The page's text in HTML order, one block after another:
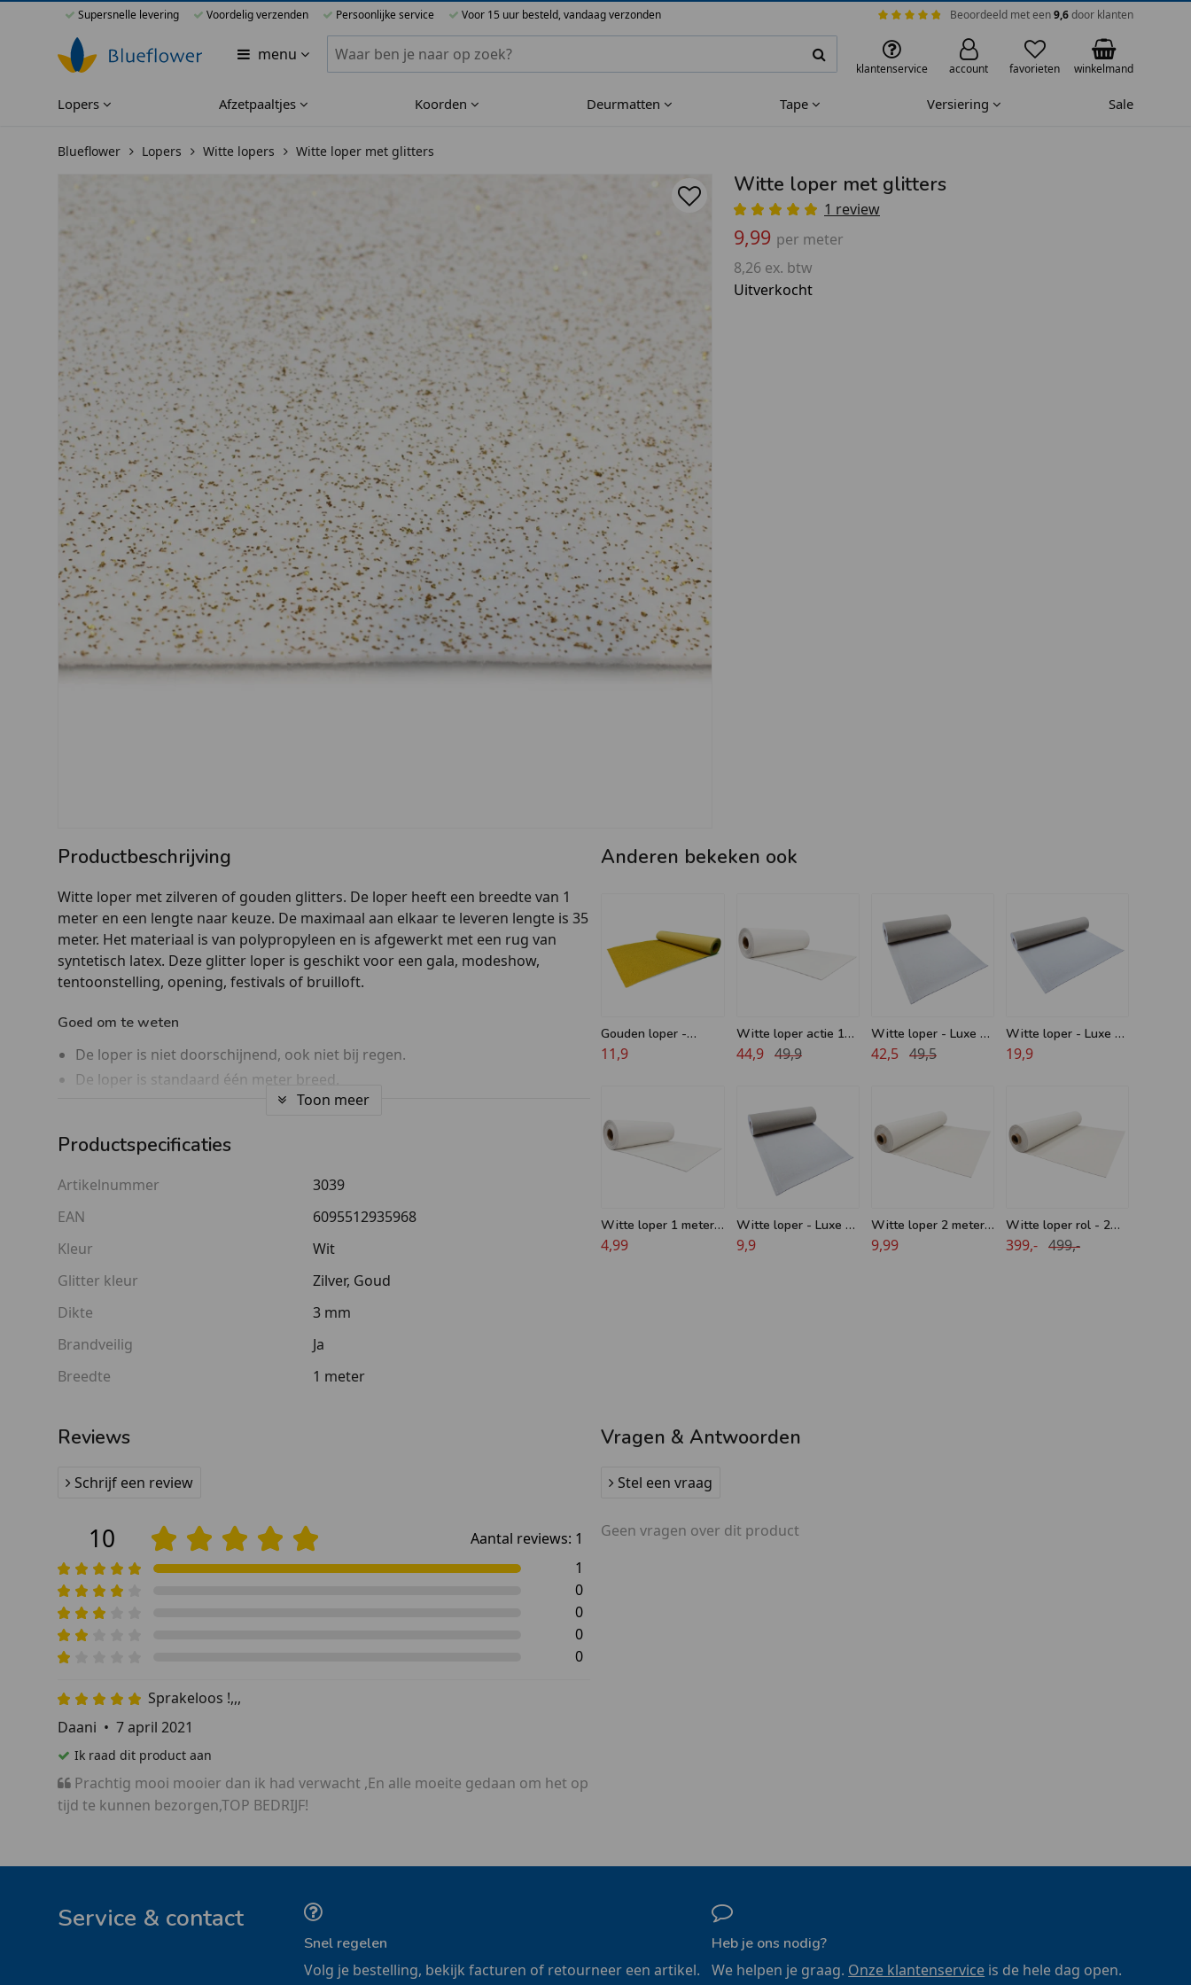
Supersnelle levering Voordelig verzenden Persoonlijke service Voor 15 uur besteld, vandaag verzonden Beoordeeld met een9,6door klanten
menu Zoeken binnen Blueflower
klantenservice account favorieten winkelmand
Lopers Afzetpaaltjes Koorden Deurmatten Tape Versiering Sale
Blueflower Lopers Witte lopers Witte loper met glitters
Witte loper met glitters
1 review
9,99 per meter
8,26 ex. btw
Uitverkocht
Productbeschrijving
Witte loper met zilveren of gouden glitters. De loper heeft een breedte van 1
meter en een lengte naar keuze. De maximaal aan elkaar te leveren lengte is 35
meter. Het materiaal is van polypropyleen en is afgewerkt met een rug van
syntetisch latex. Deze glitter loper is geschikt voor een gala, modeshow,
tentoonstelling, opening, festivals of bruilloft.
Goed om te weten
De loper is niet doorschijnend, ook niet bij regen.
De loper is standaard één meter breed.
Deze loper is niet heel zwaar, in vergelijking met luxe lopers bijvoorbeeld.
Daarom is het aan te raden de loper bij grote feesten te bevestigen met tape.
geslaagd voor je schoolexamens, dan is een glitter loper een heerlijke
binnenkomer voor de leerlingen.
Toon meer
Productspecificaties
Artikelnummer
3039
EAN
6095512935968
Kleur
Wit
Glitter kleur
Zilver, Goud
Dikte
3 mm
Brandveilig
Ja
Breedte
1 meter
Anderen bekeken ook
Gouden loper -
Glitter - 1 meter
11,9
Witte loper actie 10
meter
44,9 49,9
Witte loper - Luxe -
5 meter
42,5 49,5
Witte loper - Luxe -
2 meter breed
19,9
Witte loper 1 meter
breed
4,99
Witte loper - Luxe -
1 meter breed
9,9
Witte loper 2 meter
breed
9,99
Witte loper rol - 2
meter breed - 50
399,- 499,-
Reviews
Schrijf een review
10 Aantal reviews: 1
1
0
0
0
0
Sprakeloos !,,,
Daani • 7 april 2021
Ik raad dit product aan
Prachtig mooi mooier dan ik had verwacht ,En alle moeite gedaan om het op
tijd te kunnen bezorgen,TOP BEDRIJF!
Vragen & Antwoorden
Stel een vraag
Geen vragen over dit product
Service & contact
Snel regelen
Volg je bestelling, bekijk facturen of retourneer een artikel.
Heb je ons nodig?
We helpen je graag. Onze klantenservice is de hele dag open.